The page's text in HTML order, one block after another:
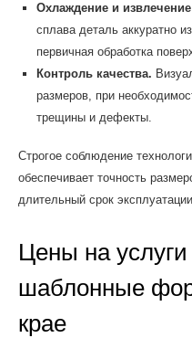
Охлаждение и
сплава деталь аккуратно
первичная обработка
Контроль качества.
размеров, при
трещины и дефекты.
Строгое соблюдение
обеспечивает точность
длительный срок
Цены на
шаблонные
крае